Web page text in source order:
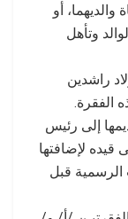
والديهما، أو
وتأهل
راشدين
إلى رئيس
قيده لإضافتها
الرسمية قبل